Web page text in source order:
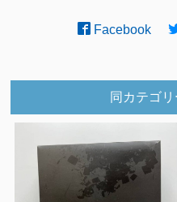
Facebook
同カテゴ